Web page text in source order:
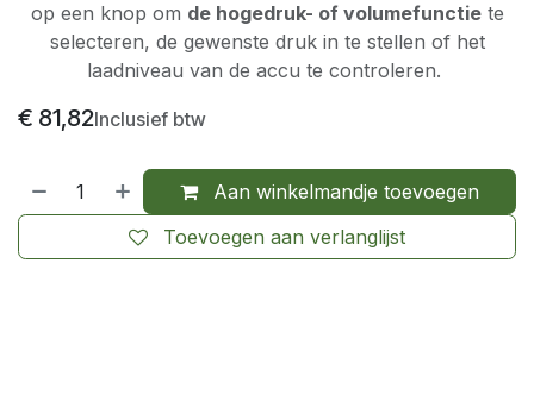
op een knop om de hogedruk- of volumefunctiete
selecteren, de gewenste druk in te stellen of het
laadniveau van de accu te controleren.
€ 81,82Inclusief btw
Aan winkelmandje toevoegen
Toevoegen aan verlanglijst